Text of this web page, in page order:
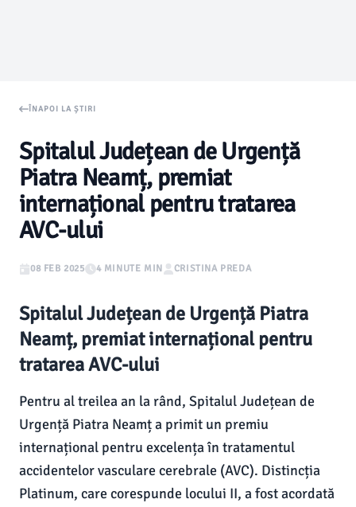
ÎNAPOI LA ȘTIRI
Spitalul Județean de Urgență
Piatra Neamț, premiat
internațional pentru tratarea
AVC-ului
08 FEB 2025 4 MINUTE MIN CRISTINA PREDA
Spitalul Județean de Urgență Piatra
Neamț, premiat internațional pentru
tratarea AVC-ului
Pentru al treilea an la rând, Spitalul Județean de
Urgență Piatra Neamț a primit un premiu
internațional pentru excelența în tratamentul
accidentelor vasculare cerebrale (AVC). Distincția
Platinum, care corespunde locului II, a fost acordată